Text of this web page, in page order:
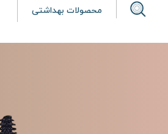
محصولات بهداشتی